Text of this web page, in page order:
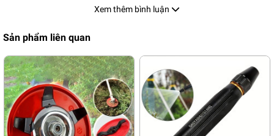
Xem thêm bình luận
Sản phẩm liên quan